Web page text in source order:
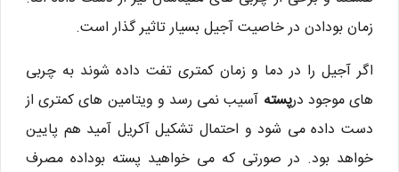
زمان بودادن در خاصیت آجیل بسیار تاثیر گذار است.
اگر آجیل را در دما و زمان کمتری تفت داده شوند به چربی
های موجود درپسته آسیب نمی رسد و ویتامین های کمتری از
دست داده می شود و احتمال تشکیل آکریل آمید هم پایین
خواهد بود. در صورتی که می خواهید پسته بوداده مصرف